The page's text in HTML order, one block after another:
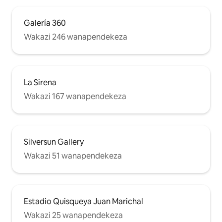
Galería 360
Wakazi 246 wanapendekeza
La Sirena
Wakazi 167 wanapendekeza
Silversun Gallery
Wakazi 51 wanapendekeza
Estadio Quisqueya Juan Marichal
Wakazi 25 wanapendekeza